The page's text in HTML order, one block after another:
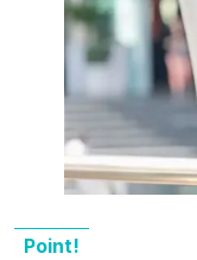
Point!